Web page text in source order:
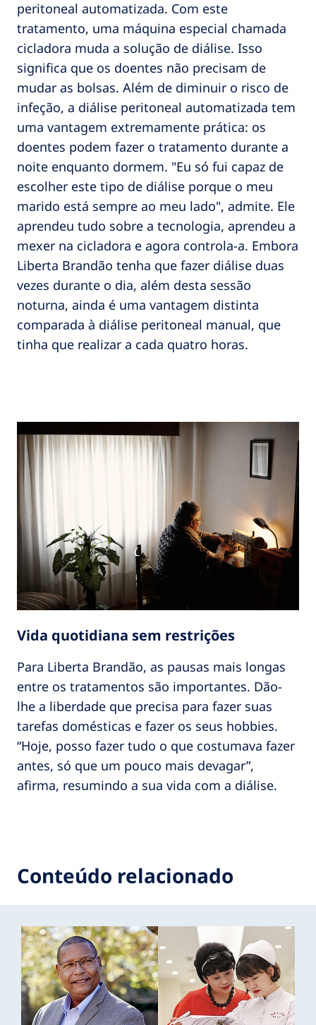
peritoneal automatizada. Com este
tratamento, uma máquina especial chamada
cicladora muda a solução de diálise. Isso
significa que os doentes não precisam de
mudar as bolsas. Além de diminuir o risco de
infeção, a diálise peritoneal automatizada tem
uma vantagem extremamente prática: os
doentes podem fazer o tratamento durante a
noite enquanto dormem. "Eu só fui capaz de
escolher este tipo de diálise porque o meu
marido está sempre ao meu lado", admite. Ele
aprendeu tudo sobre a tecnologia, aprendeu a
mexer na cicladora e agora controla-a. Embora
Liberta Brandão tenha que fazer diálise duas
vezes durante o dia, além desta sessão
noturna, ainda é uma vantagem distinta
comparada à diálise peritoneal manual, que
tinha que realizar a cada quatro horas.
Vida quotidiana sem restrições
Para Liberta Brandão, as pausas mais longas
entre os tratamentos são importantes. Dão-
lhe a liberdade que precisa para fazer suas
tarefas domésticas e fazer os seus hobbies.
“Hoje, posso fazer tudo o que costumava fazer
antes, só que um pouco mais devagar”,
afirma, resumindo a sua vida com a diálise.
Conteúdo relacionado